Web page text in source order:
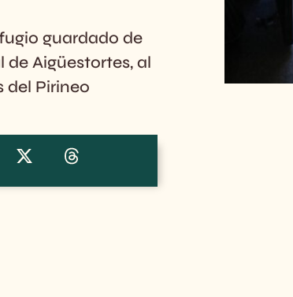
guardado de
de Aigüestortes, al
del Pirineo